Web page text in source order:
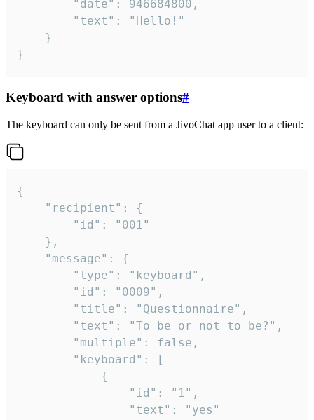
}
Keyboard with answer options#
The keyboard can only be sent from a JivoChat app user to a client:
{